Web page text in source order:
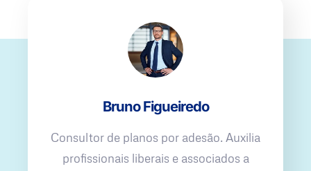
Bruno Figueiredo
Consultor de planos por adesão. Auxilia
profissionais liberais e associados a